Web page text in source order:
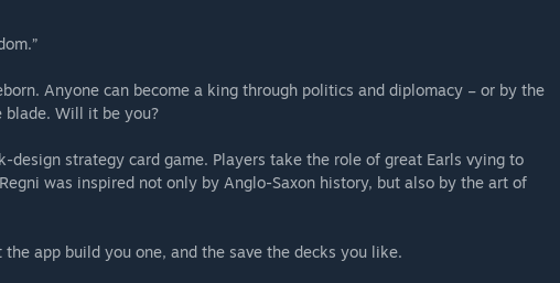
Anyone can become a king through politics and diplomacy – or by the
blade. Will it be you?
design strategy card game. Players take the role of great Earls vying to
was inspired not only by Anglo-Saxon history, but also by the art of
the app build you one, and the save the decks you like.